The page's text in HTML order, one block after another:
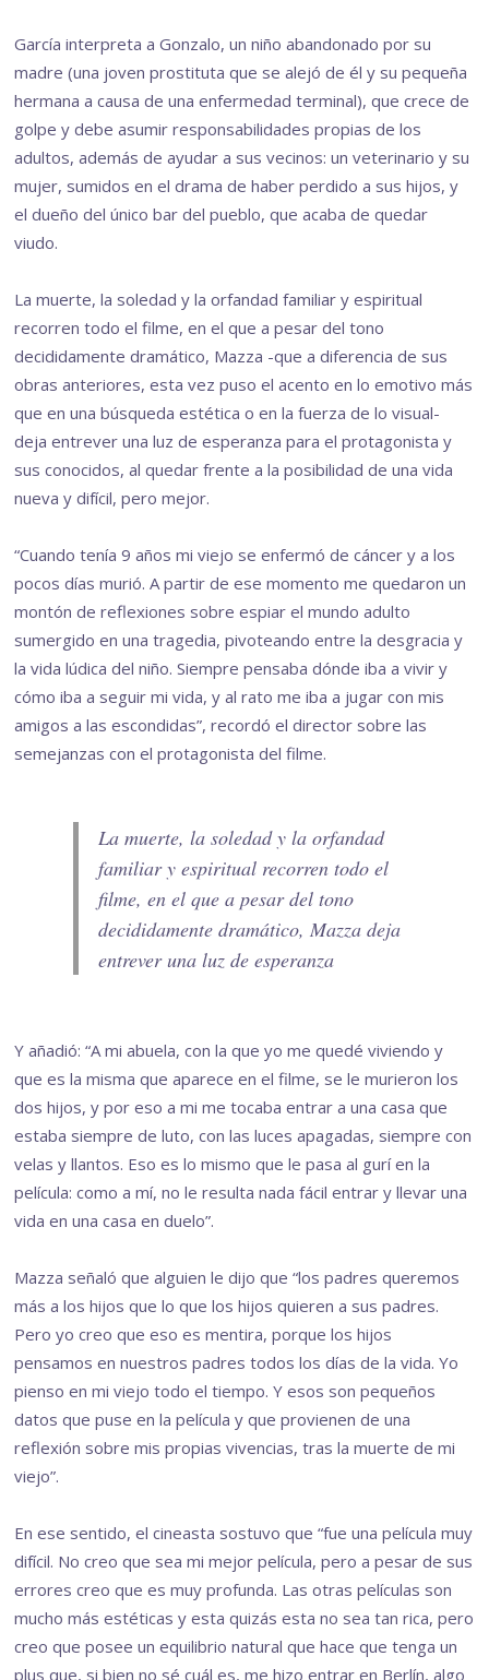
García interpreta a Gonzalo, un niño abandonado por su
madre (una joven prostituta que se alejó de él y su pequeña
hermana a causa de una enfermedad terminal), que crece de
golpe y debe asumir responsabilidades propias de los
adultos, además de ayudar a sus vecinos: un veterinario y su
mujer, sumidos en el drama de haber perdido a sus hijos, y
el dueño del único bar del pueblo, que acaba de quedar
viudo.
La muerte, la soledad y la orfandad familiar y espiritual
recorren todo el filme, en el que a pesar del tono
decididamente dramático, Mazza -que a diferencia de sus
obras anteriores, esta vez puso el acento en lo emotivo más
que en una búsqueda estética o en la fuerza de lo visual-
deja entrever una luz de esperanza para el protagonista y
sus conocidos, al quedar frente a la posibilidad de una vida
nueva y difícil, pero mejor.
“Cuando tenía 9 años mi viejo se enfermó de cáncer y a los
pocos días murió. A partir de ese momento me quedaron un
montón de reflexiones sobre espiar el mundo adulto
sumergido en una tragedia, pivoteando entre la desgracia y
la vida lúdica del niño. Siempre pensaba dónde iba a vivir y
cómo iba a seguir mi vida, y al rato me iba a jugar con mis
amigos a las escondidas”, recordó el director sobre las
semejanzas con el protagonista del filme.
La muerte, la soledad y la orfandad
familiar y espiritual recorren todo el
filme, en el que a pesar del tono
decididamente dramático, Mazza deja
entrever una luz de esperanza
Y añadió: “A mi abuela, con la que yo me quedé viviendo y
que es la misma que aparece en el filme, se le murieron los
dos hijos, y por eso a mi me tocaba entrar a una casa que
estaba siempre de luto, con las luces apagadas, siempre con
velas y llantos. Eso es lo mismo que le pasa al gurí en la
película: como a mí, no le resulta nada fácil entrar y llevar una
vida en una casa en duelo”.
Mazza señaló que alguien le dijo que “los padres queremos
más a los hijos que lo que los hijos quieren a sus padres.
Pero yo creo que eso es mentira, porque los hijos
pensamos en nuestros padres todos los días de la vida. Yo
pienso en mi viejo todo el tiempo. Y esos son pequeños
datos que puse en la película y que provienen de una
reflexión sobre mis propias vivencias, tras la muerte de mi
viejo”.
En ese sentido, el cineasta sostuvo que “fue una película muy
difícil. No creo que sea mi mejor película, pero a pesar de sus
errores creo que es muy profunda. Las otras películas son
mucho más estéticas y esta quizás esta no sea tan rica, pero
creo que posee un equilibrio natural que hace que tenga un
plus que, si bien no sé cuál es, me hizo entrar en Berlín, algo